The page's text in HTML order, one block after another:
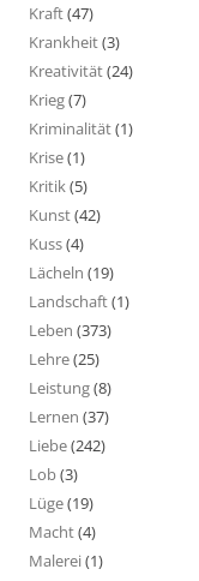
Kraft(47)
Krankheit(3)
Kreativität(24)
Krieg(7)
Kriminalität(1)
Krise(1)
Kritik(5)
Kunst(42)
Kuss(4)
Lächeln (19)
Landschaft(1)
Leben (373)
Lehre(25)
Leistung(8)
Lernen (37)
Liebe(242)
Lob(3)
Lüge(19)
Macht(4)
Malerei(1)